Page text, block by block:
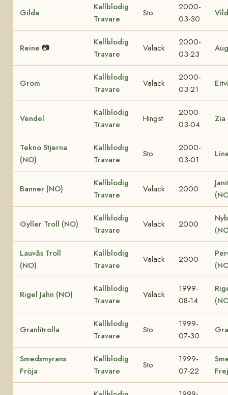
Gilda
Kallblodig
Travare
Sto
2000-
03-30
Reine 📷
Kallblodig
Travare
Valack
2000-
03-23
Grom
Kallblodig
Travare
Valack
2000-
03-21
Vendel
Kallblodig
Travare
Hingst
2000-
03-04
Zia
Tekno Stjerna
(NO)
Kallblodig
Travare
Sto
2000-
03-01
Banner (NO)
Kallblodig
Travare
Valack 2000
Gyller Troll (NO)
Kallblodig
Travare
Valack 2000
Lauvås Troll
(NO)
Kallblodig
Travare
Valack 2000
Rigel Jahn (NO)
Kallblodig
Travare
Valack
1999-
08-14
Granlitrolla
Kallblodig
Travare
Sto
1999-
07-30
Smedsmyrans
Fröja
Kallblodig
Travare
Sto
1999-
07-22